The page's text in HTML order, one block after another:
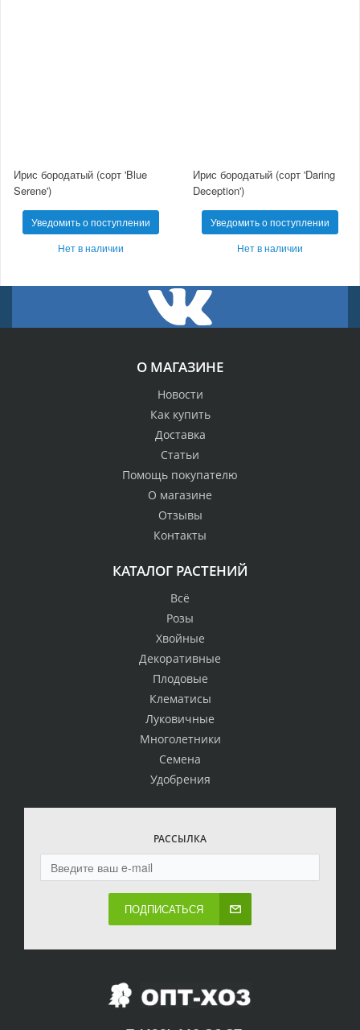
Ирис бородатый (сорт 'Blue
Serene')
Уведомить о поступлении
Нет в наличии
Ирис бородатый (сорт 'Daring
Deception')
Уведомить о поступлении
Нет в наличии
О МАГАЗИНЕ
Новости
Как купить
Доставка
Статьи
Помощь покупателю
О магазине
Отзывы
Контакты
КАТАЛОГ РАСТЕНИЙ
Всё
Розы
Хвойные
Декоративные
Плодовые
Клематисы
Луковичные
Многолетники
Семена
Удобрения
РАССЫЛКА
ПОДПИСАТЬСЯ